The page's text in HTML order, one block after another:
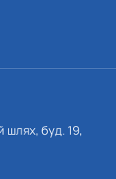
шлях, буд. 19,